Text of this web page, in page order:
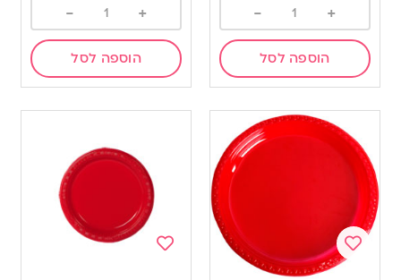
+
-
הוספה לסל
+
-
הוספה לסל
Add